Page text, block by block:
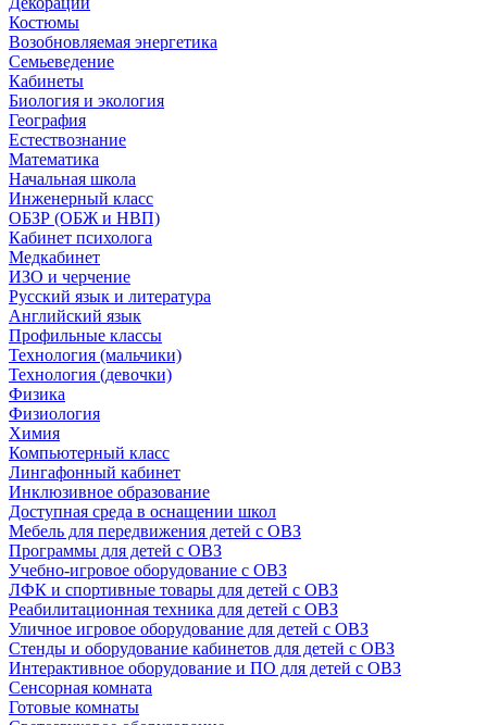
Костюмы
Возобновляемая энергетика
Семьеведение
Кабинеты
Биология и экология
География
Естествознание
Математика
Начальная школа
Инженерный класс
ОБЗР (ОБЖ и НВП)
Кабинет психолога
Медкабинет
ИЗО и черчение
Русский язык и литература
Английский язык
Профильные классы
Технология (мальчики)
Технология (девочки)
Физика
Физиология
Химия
Компьютерный класс
Лингафонный кабинет
Инклюзивное образование
Доступная среда в оснащении школ
Мебель для передвижения детей с ОВЗ
Программы для детей с ОВЗ
Учебно-игровое оборудование с ОВЗ
ЛФК и спортивные товары для детей с ОВЗ
Реабилитационная техника для детей с ОВЗ
Уличное игровое оборудование для детей с ОВЗ
Стенды и оборудование кабинетов для детей с ОВЗ
Интерактивное оборудование и ПО для детей с ОВЗ
Сенсорная комната
Готовые комнаты